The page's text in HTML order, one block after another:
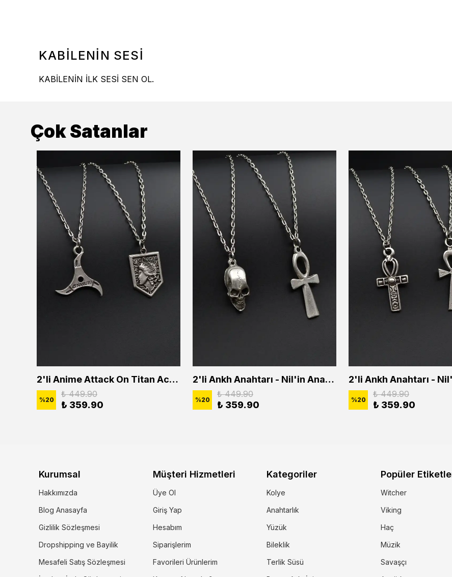
KABİLENİN SESİ
KABİLENİN İLK SESİ SEN OL.
Çok Satanlar
2'li Anime Attack On Titan Acrylic Maria Anime Naruto Erkek Kadın Kolye Seti
%20
₺ 449.90
₺ 359.90
2'li Ankh Anahtarı - Nil'in Anahtarı - Kuru Kafa Erkek Kadın Kolye Seti
%20
₺ 449.90
₺ 359.90 %20
₺ 449.90
₺ 359.90
Kurumsal
Hakkımızda
Blog Anasayfa
Gizlilik Sözleşmesi
Dropshipping ve Bayilik
Mesafeli Satış Sözleşmesi
Müşteri Hizmetleri
Üye Ol
Giriş Yap
Hesabım
Siparişlerim
Favorileri Ürünlerim
Kategoriler
Kolye
Anahtarlık
Yüzük
Bileklik
Terlik Süsü
Popüler
Witcher
Viking
Haç
Müzik
Savaşçı